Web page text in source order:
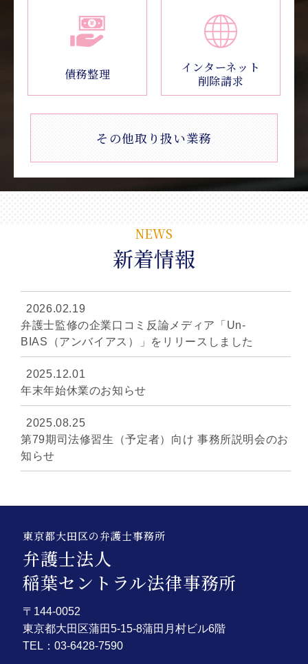
債務整理
インターネット
削除請求
その他取り扱い業務
NEWS
新着情報
2026.02.19
弁護士監修の企業口コミ反論メディア「Un-
BIAS（アンバイアス）」をリリースしました
2025.12.01
年末年始休業のお知らせ
2025.08.25
第79期司法修習生（予定者）向け 事務所説明会のお
知らせ
東京都大田区の弁護士事務所
弁護士法人
稲葉セントラル法律事務所
〒144-0052
東京都大田区蒲田5-15-8蒲田月村ビル6階
TEL： 03-6428-7590